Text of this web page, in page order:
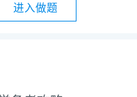
进入做题